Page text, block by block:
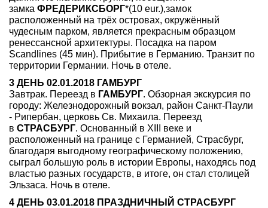
замка ФРЕДЕРИКСБОРГ*(10 eur.),замок
расположенный на трёх островах, окружённый
чудесным парком, является прекрасным образцом
ренессансной архитектуры. Посадка на паром
Scandlines (45 мин). Прибытие в Германию. Транзит по
территории Германии. Ночь в отеле.
3 ДЕНЬ 02.01.2018 ГАМБУРГ
Завтрак. Переезд в ГАМБУРГ. Обзорная экскурсия по
городу: Железнодорожный вокзал, район Санкт-Паули
- Рипербан, церковь Св. Михаила. Переезд
в СТРАСБУРГ. Основанный в XIII веке и
расположенный на границе с Германией, Страсбург,
благодаря выгодному географическому положению,
сыграл большую роль в истории Европы, находясь под
властью разных государств, в итоге, он стал столицей
Эльзаса. Ночь в отеле.
4 ДЕНЬ 03.01.2018 ПРАЗДНИЧНЫЙ СТРАСБУРГ